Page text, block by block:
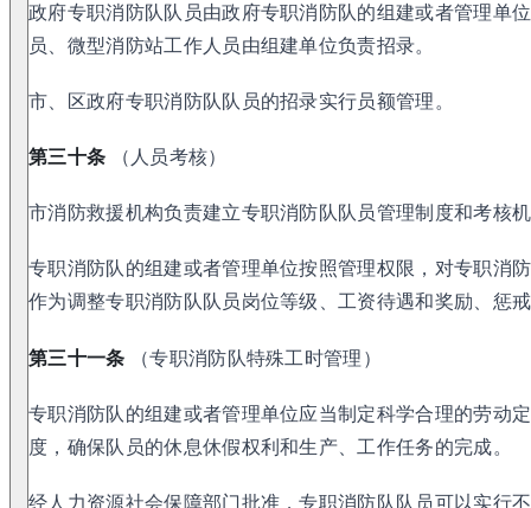
政府专职消防队队员由政府专职消防队的组建或者管理单
员、微型消防站工作人员由组建单位负责招录。
市、区政府专职消防队队员的招录实行员额管理。
第三十条 （人员考核）
市消防救援机构负责建立专职消防队队员管理制度和考核
专职消防队的组建或者管理单位按照管理权限，对专职消
作为调整专职消防队队员岗位等级、工资待遇和奖励、惩
第三十一条 （专职消防队特殊工时管理）
专职消防队的组建或者管理单位应当制定科学合理的劳动
度，确保队员的休息休假权利和生产、工作任务的完成。
经人力资源社会保障部门批准，专职消防队队员可以实行